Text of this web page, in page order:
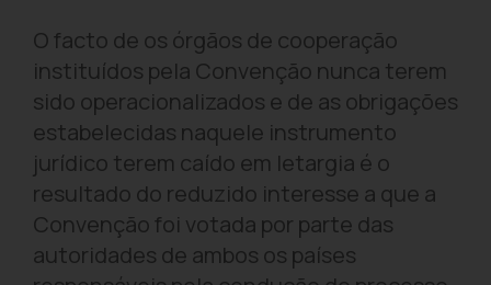
O facto de os órgãos de cooperação
instituídos pela Convenção nunca terem
sido operacionalizados e de as obrigações
estabelecidas naquele instrumento
jurídico terem caído em letargia é o
resultado do reduzido interesse a que a
Convenção foi votada por parte das
autoridades de ambos os países